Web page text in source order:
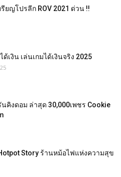
ยญโปรลีก ROV 2021 ด่วน !!
ด้เงิน เล่นเกมได้เงินจริง 2025
คิงดอม ล่าสุด 30,000เพชร Cookie
Story ร้านหม้อไฟแห่งความสุข